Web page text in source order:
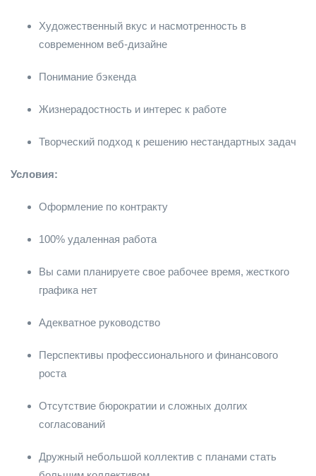
Художественный вкус и насмотренность в
современном веб-дизайне
Понимание бэкенда
Жизнерадостность и интерес к работе
Творческий подход к решению нестандартных задач
Условия:
Оформление по контракту
100% удаленная работа
Вы сами планируете свое рабочее время, жесткого
графика нет
Адекватное руководство
Перспективы профессионального и финансового
роста
Отсутствие бюрократии и сложных долгих
согласований
Дружный небольшой коллектив с планами стать